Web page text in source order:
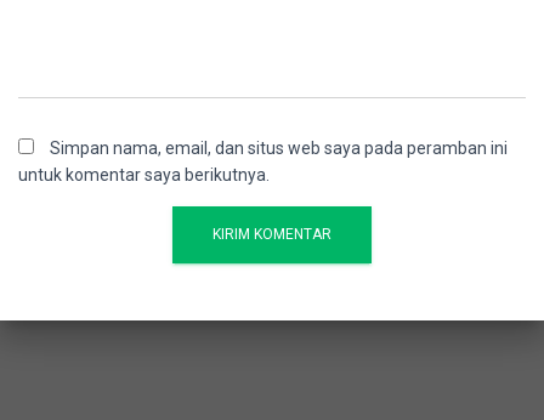
Simpan nama, email, dan situs web saya pada peramban ini
untuk komentar saya berikutnya.